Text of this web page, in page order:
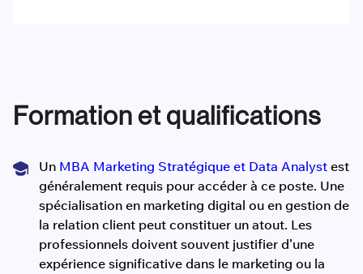
Formation et qualifications
Un MBA Marketing Stratégique et Data Analyst est
généralement requis pour accéder à ce poste. Une
spécialisation en marketing digital ou en gestion de
la relation client peut constituer un atout. Les
professionnels doivent souvent justifier d’une
expérience significative dans le marketing ou la